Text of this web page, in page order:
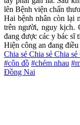
lên Bệnh viện chấn
Hai bệnh nhân còn lại
trên người, nguy kịch.
đang được các y bác sĩ
Hiện công an đang
Chia sẻ Chia sẻ Chia sẻ
#côn đồ #chém nhau
Đồng Nai